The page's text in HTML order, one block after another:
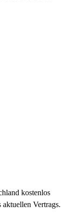
kostenlos
Vertrags.